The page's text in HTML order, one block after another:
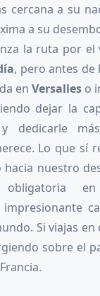
cercana a su
a su
la ruta por el
, pero antes de
en Versalles o
dejar la
dedicarle
Lo que sí
hacia nuestro
obligatoria
Si viajas
sobre el